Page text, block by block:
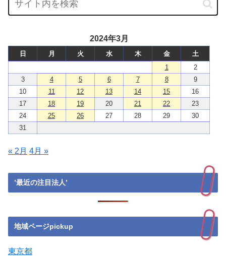
2024年3月
日 月 火 水 木 金
土
1
2
3
4 5 6 7 8
9
10
11 12 13 14 15
16
17
18 19 20 21 22
23
24
25 26 27 28 29
30
31
« 2月 4月 »
’最近の注目法人’
地域ページpickup
東京都